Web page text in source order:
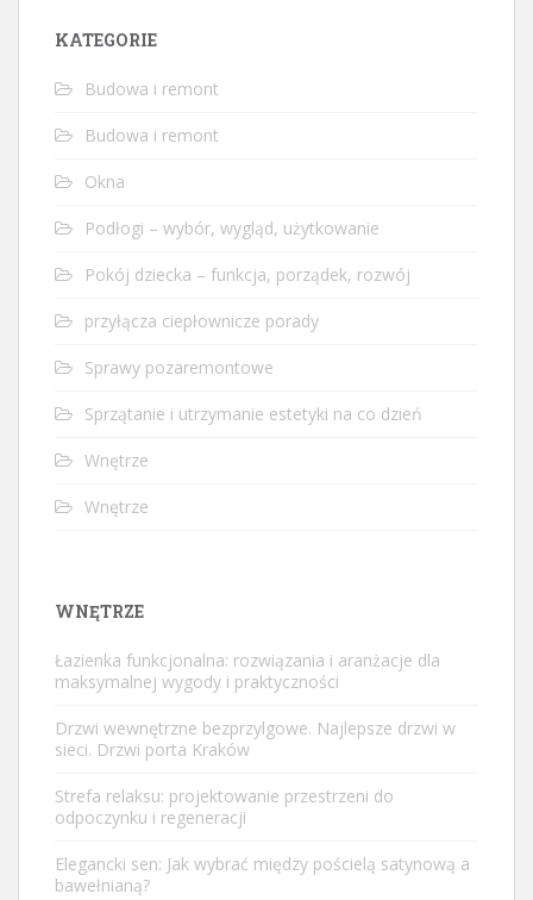
KATEGORIE
Budowa i remont
Budowa i remont
Okna
Podłogi – wybór, wygląd, użytkowanie
Pokój dziecka – funkcja, porządek, rozwój
przyłącza ciepłownicze porady
Sprawy pozaremontowe
Sprzątanie i utrzymanie estetyki na co dzień
Wnętrze
Wnętrze
WNĘTRZE
Łazienka funkcjonalna: rozwiązania i aranżacje dla
maksymalnej wygody i praktyczności
Drzwi wewnętrzne bezprzylgowe. Najlepsze drzwi w
sieci. Drzwi porta Kraków
Strefa relaksu: projektowanie przestrzeni do
odpoczynku i regeneracji
Elegancki sen: Jak wybrać między pościelą satynową a
bawełnianą?